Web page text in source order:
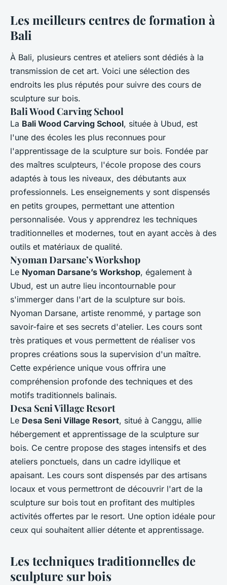
Les meilleurs centres de formation à
Bali
À Bali, plusieurs centres et ateliers sont dédiés à la
transmission de cet art. Voici une sélection des
endroits les plus réputés pour suivre des cours de
sculpture sur bois.
Bali Wood Carving School
La Bali Wood Carving School, située à Ubud, est
l'une des écoles les plus reconnues pour
l'apprentissage de la sculpture sur bois. Fondée par
des maîtres sculpteurs, l'école propose des cours
adaptés à tous les niveaux, des débutants aux
professionnels. Les enseignements y sont dispensés
en petits groupes, permettant une attention
personnalisée. Vous y apprendrez les techniques
traditionnelles et modernes, tout en ayant accès à des
outils et matériaux de qualité.
Nyoman Darsane’s Workshop
Le Nyoman Darsane’s Workshop, également à
Ubud, est un autre lieu incontournable pour
s'immerger dans l'art de la sculpture sur bois.
Nyoman Darsane, artiste renommé, y partage son
savoir-faire et ses secrets d'atelier. Les cours sont
très pratiques et vous permettent de réaliser vos
propres créations sous la supervision d'un maître.
Cette expérience unique vous offrira une
compréhension profonde des techniques et des
motifs traditionnels balinais.
Desa Seni Village Resort
Le Desa Seni Village Resort, situé à Canggu, allie
hébergement et apprentissage de la sculpture sur
bois. Ce centre propose des stages intensifs et des
ateliers ponctuels, dans un cadre idyllique et
apaisant. Les cours sont dispensés par des artisans
locaux et vous permettront de découvrir l'art de la
sculpture sur bois tout en profitant des multiples
activités offertes par le resort. Une option idéale pour
ceux qui souhaitent allier détente et apprentissage.
Les techniques traditionnelles de
sculpture sur bois